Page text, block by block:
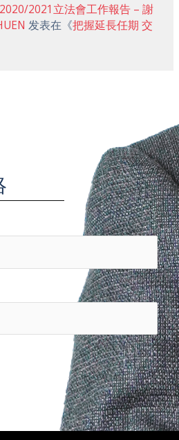
2021立法會工作報告 – 謝
发表在《把握延長任期 交